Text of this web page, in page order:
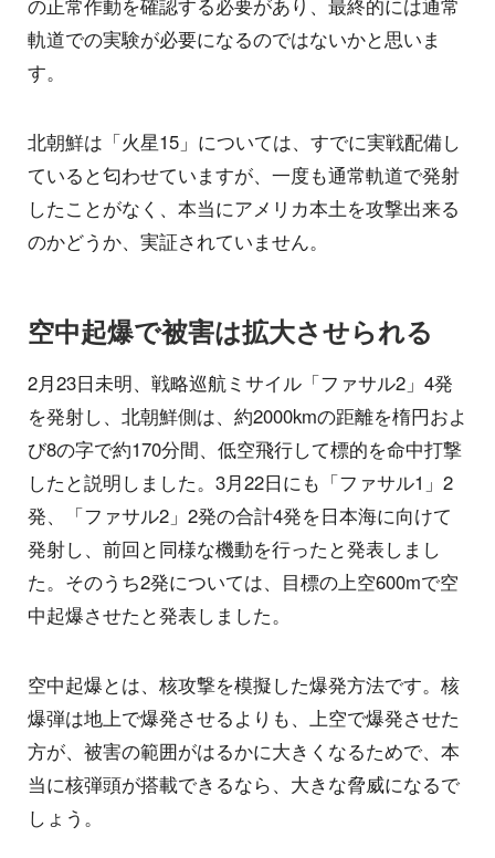
軌道での実験が必要になるのではないかと思いま
す。
北朝鮮は「火星15」については、すでに実戦配備し
ていると匂わせていますが、一度も通常軌道で発射
したことがなく、本当にアメリカ本土を攻撃出来る
のかどうか、実証されていません。
空中起爆で被害は拡大させられる
2月23日未明、戦略巡航ミサイル「ファサル2」4発
を発射し、北朝鮮側は、約2000kmの距離を楕円およ
び8の字で約170分間、低空飛行して標的を命中打撃
したと説明しました。3月22日にも「ファサル1」2
発、「ファサル2」2発の合計4発を日本海に向けて
発射し、前回と同様な機動を行ったと発表しまし
た。そのうち2発については、目標の上空600mで空
中起爆させたと発表しました。
空中起爆とは、核攻撃を模擬した爆発方法です。核
爆弾は地上で爆発させるよりも、上空で爆発させた
方が、被害の範囲がはるかに大きくなるためで、本
当に核弾頭が搭載できるなら、大きな脅威になるで
しょう。